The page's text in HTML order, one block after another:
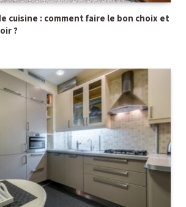
cuisine : comment faire le bon choix et
?